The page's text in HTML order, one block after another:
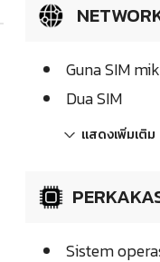
Guna SIM
Dua SIM
แสดงเพิ่มเติม
Sistem